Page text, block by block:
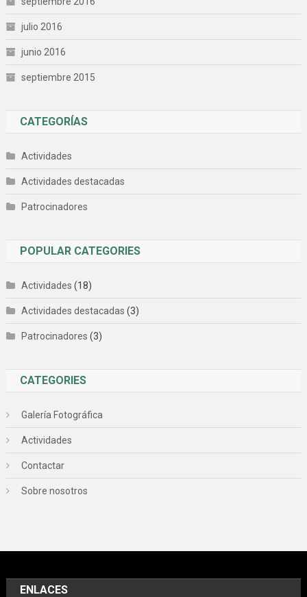
julio 2016
junio 2016
septiembre 2015
CATEGORÍAS
Actividades
Actividades destacadas
Patrocinadores
POPULAR CATEGORIES
Actividades (18)
Actividades destacadas (3)
Patrocinadores (3)
CATEGORIES
Galería Fotográfica
Actividades
Contactar
Sobre nosotros
ENLACES